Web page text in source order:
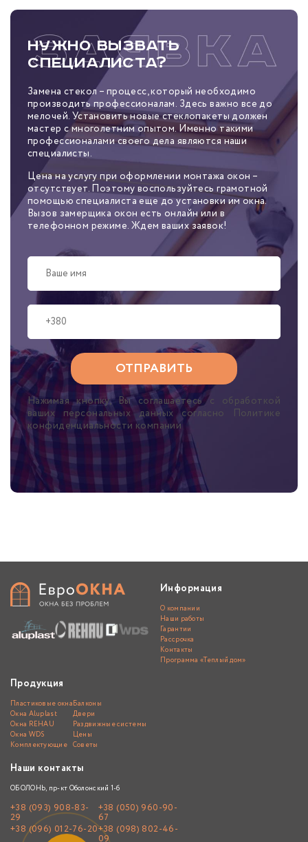
Нужно вызвать
специалиста?
Замена стекол – процесс, который необходимо
производить профессионалам. Здесь важно все до
мелочей. Установить новые стеклопакеты должен
мастер с многолетним опытом. Именно такими
профессионалами своего дела являются наши
специалисты.
Цена на услугу при оформлении монтажа окон –
отсутствует. Поэтому воспользуйтесь грамотной
помощью специалиста еще до установки им окна.
Вызов замерщика окон есть онлайн или в
телефонном режиме. Ждем ваших заявок!
Нажимая кнопку, Вы соглашаетесь с обработкой
ваших персональных данных согласно Политике
конфиденциальности компании
Информация
О компании
Наши работы
Гарантии
Рассрочка
Контакты
Программа «Теплый дом»
Продукция
Пластиковые окна
Окна Aluplast
Окна REHAU
Окна WDS
Комплектующие
Балконы
Двери
Раздвижные системы
Цены
Советы
Наши контакты
ОБОЛОНЬ, пр-кт Оболонский 1-б
+38 (093) 908-83-
29
+38 (050) 960-90-
67
+38 (096) 012-76-20+38 (098) 802-46-
09